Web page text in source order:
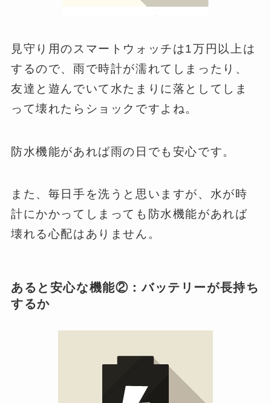
見守り用のスマートウォッチは1万円以上は
するので、雨で時計が濡れてしまったり、
友達と遊んでいて水たまりに落としてしま
って壊れたらショックですよね。
防水機能があれば雨の日でも安心です。
また、毎日手を洗うと思いますが、水が時
計にかかってしまっても防水機能があれば
壊れる心配はありません。
あると安心な機能②：バッテリーが長持ち
するか